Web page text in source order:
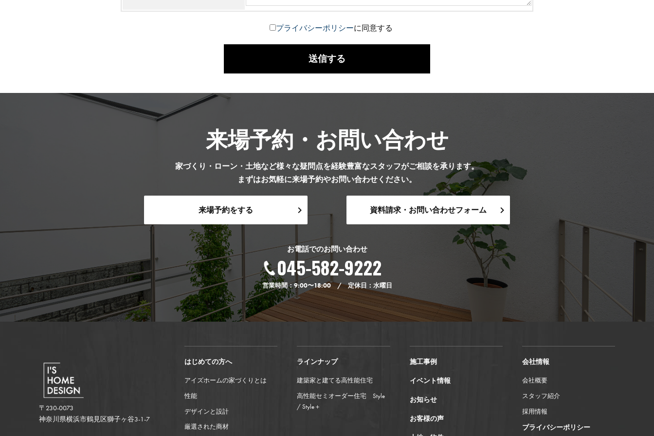
プライバシーポリシーに同意する
来場予約・お問い合わせ
家づくり・ローン・土地など様々な疑問点を経験豊富なスタッフがご相談を承ります。
まずはお気軽に来場予約やお問い合わせください。
来場予約をする 資料請求・お問い合わせフォーム
お電話でのお問い合わせ
045-582-9222
営業時間：9:00〜18:00 / 定休日：水曜日
〒230-0073
神奈川県横浜市鶴見区獅子ヶ谷3-1-7
はじめての方へ
アイズホームの家づくりとは
性能
デザインと設計
厳選された商材
ラインナップ
建築家と建てる高性能住宅
高性能セミオーダー住宅 Style
/ Style＋
施工事例
イベント情報
お知らせ
お客様の声
会社情報
会社概要
スタッフ紹介
採用情報
プライバシーポリシー